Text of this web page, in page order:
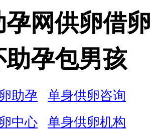
网供卵借卵
助孕包男孩
助孕
单身供卵咨询
中心
单身供卵机构